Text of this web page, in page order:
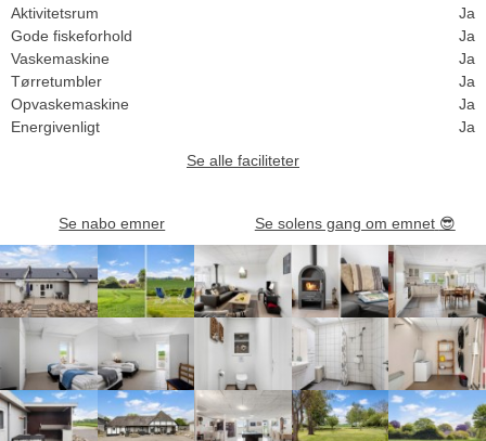
Aktivitetsrum
Ja
Gode fiskeforhold
Ja
Vaskemaskine
Ja
Tørretumbler
Ja
Opvaskemaskine
Ja
Energivenligt
Ja
Se alle faciliteter
Se nabo emner Se solens gang om emnet 😎